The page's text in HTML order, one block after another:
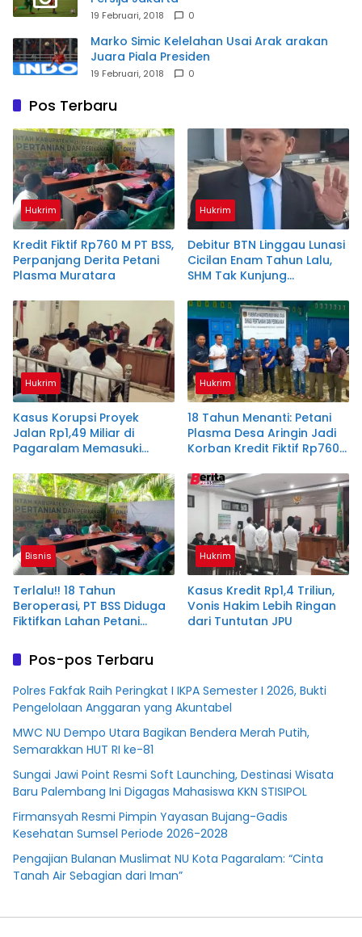
19 Februari, 2018 0
Marko Simic Kelelahan Usai Arak arakan
Juara Piala Presiden
19 Februari, 2018 0
Pos Terbaru
Hukrim
Kredit Fiktif Rp760 M PT BSS,
Perpanjang Derita Petani
Plasma Muratara
Hukrim
Debitur BTN Linggau Lunasi
Cicilan Enam Tahun Lalu,
SHM Tak Kunjung
Hukrim
Kasus Korupsi Proyek
Jalan Rp1,49 Miliar di
Pagaralam Memasuki
Terdakwa Dituntut 2,5
Tahun Penjara
Hukrim
18 Tahun Menanti: Petani
Plasma Desa Aringin Jadi
Korban Kredit Fiktif Rp760
Bisnis
Terlalu!! 18 Tahun
Beroperasi, PT BSS Diduga
Fiktifkan Lahan Petani
Hukrim
Kasus Kredit Rp1,4 Triliun,
Vonis Hakim Lebih Ringan
dari Tuntutan JPU
Pos-pos Terbaru
Polres Fakfak Raih Peringkat I IKPA Semester I 2026, Bukti
Pengelolaan Anggaran yang Akuntabel
MWC NU Dempo Utara Bagikan Bendera Merah Putih,
Semarakkan HUT RI ke-81
Sungai Jawi Point Resmi Soft Launching, Destinasi Wisata
Baru Palembang Ini Digagas Mahasiswa KKN STISIPOL
Firmansyah Resmi Pimpin Yayasan Bujang-Gadis
Kesehatan Sumsel Periode 2026-2028
Pengajian Bulanan Muslimat NU Kota Pagaralam: “Cinta
Tanah Air Sebagian dari Iman”